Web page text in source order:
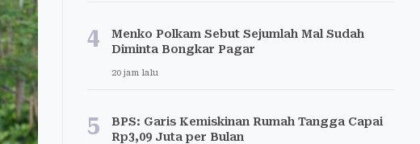
4
Menko Polkam Sebut Sejumlah Mal Sudah
Diminta Bongkar Pagar
20 jam lalu
5
BPS: Garis Kemiskinan Rumah Tangga Capai
Rp3,09 Juta per Bulan